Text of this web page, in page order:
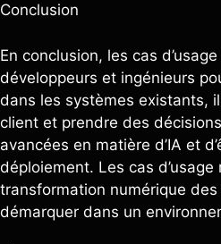
Conclusion
En conclusion, les cas
développeurs et ingénieurs
dans les systèmes existants,
client et prendre des
avancées en matière d’IA et
déploiement. Les cas
transformation numérique
démarquer dans un